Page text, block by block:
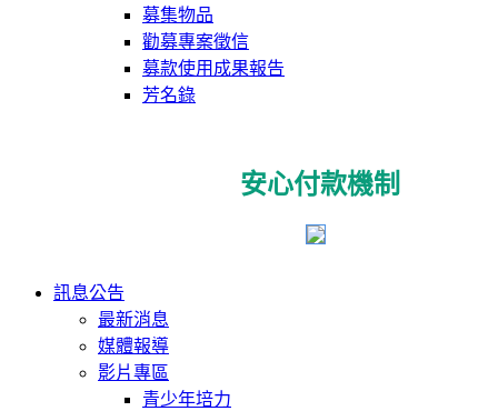
募集物品
勸募專案徵信
募款使用成果報告
芳名錄
安心付款機制
訊息公告
最新消息
媒體報導
影片專區
青少年培力